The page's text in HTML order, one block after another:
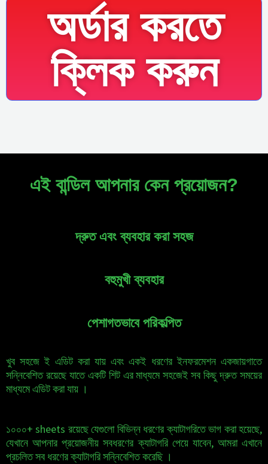
অর্ডার করতে
ক্লিক করুন
এই বান্ডিল আপনার কেন প্রয়োজন?
দ্রুত এবং ব্যবহার করা সহজ
বহুমুখী ব্যবহার
পেশাগতভাবে পরিকল্পিত
খুব সহজে ই এডিট করা যায় এবং একই ধরণের ইনফরমেশন একজায়গাতে
সন্নিবেশিত রয়েছে যাতে একটি শিট এর মাধ্যমে সহজেই সব কিছু দ্রুত সময়ের
মাধ্যমে এডিট করা যায় ।
১০০০+ sheets রয়েছে যেগুলো বিভিন্ন ধরণের ক্যাটাগরিতে ভাগ করা হয়েছে,
যেখানে আপনার প্রয়োজনীয় সবধরণের ক্যাটাগরি পেয়ে যাবেন, আমরা এখানে
প্রচলিত সব ধরণের ক্যাটাগরি সন্নিবেশিত করেছি ।